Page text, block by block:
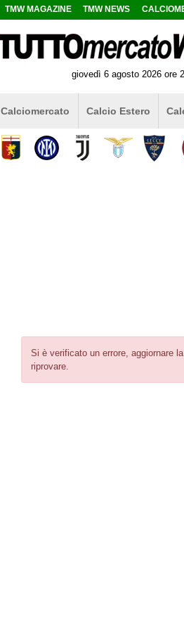
Si è verificato un errore, aggiornare
riprovare.
TMW MAGAZINE TMW NEWS
giovedì 6 agosto 2026 ore
Calciomercato Calcio Estero